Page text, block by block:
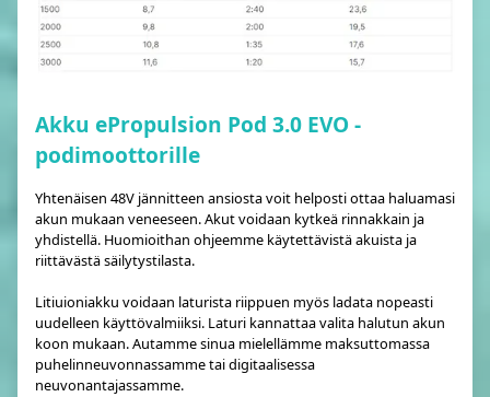
Akku ePropulsion Pod 3.0 EVO -
podimoottorille
Yhtenäisen 48V jännitteen ansiosta voit helposti ottaa haluamasi
akun mukaan veneeseen. Akut voidaan kytkeä rinnakkain ja
yhdistellä. Huomioithan ohjeemme käytettävistä akuista ja
riittävästä säilytystilasta.
Litiuioniakku voidaan laturista riippuen myös ladata nopeasti
uudelleen käyttövalmiiksi. Laturi kannattaa valita halutun akun
koon mukaan. Autamme sinua mielellämme maksuttomassa
puhelinneuvonnassamme tai digitaalisessa
neuvonantajassamme.